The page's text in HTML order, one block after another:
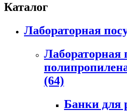
Каталог
Лабораторная
Лабораторная
(64)
Банки для